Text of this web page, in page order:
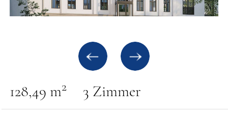
128,49 m2 3 Zimmer